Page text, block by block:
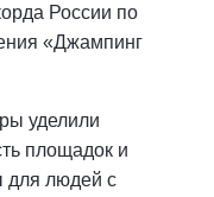
России по
«Джампинг
уделили
площадок и
для людей с